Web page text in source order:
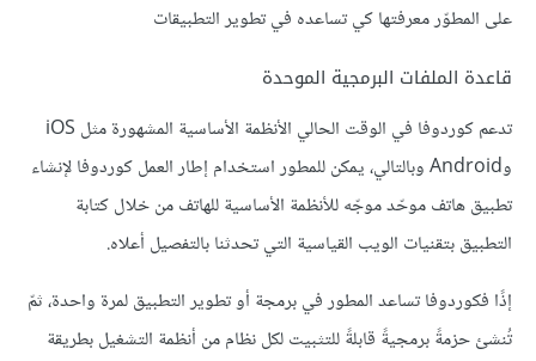
على المطوّر معرفتها كي تساعده في تطوير التطبيقات
قاعدة الملفات البرمجية الموحدة
تدعم كوردوفا في الوقت الحالي الأنظمة الأساسية المشهورة مثل iOS
وAndroid وبالتالي، يمكن للمطور استخدام إطار العمل كوردوفا لإنشاء
تطبيق هاتف موحّد موجّه للأنظمة الأساسية للهاتف من خلال كتابة
التطبيق بتقنيات الويب القياسية التي تحدثنا بالتفصيل أعلاه.
إذًا فكوردوفا تساعد المطور في برمجة أو تطوير التطبيق لمرة واحدة، ثمّ
تُنشئ حزمةً برمجيةً قابلةً للتثبيت لكل نظام من أنظمة التشغيل بطريقة